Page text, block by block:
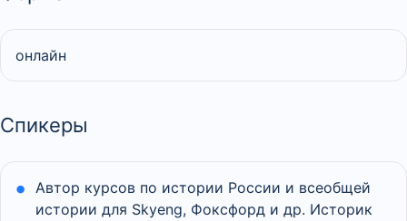
онлайн
Спикеры
Автор курсов по истории России и всеобщей
истории для Skyeng, Фоксфорд и др. Историк